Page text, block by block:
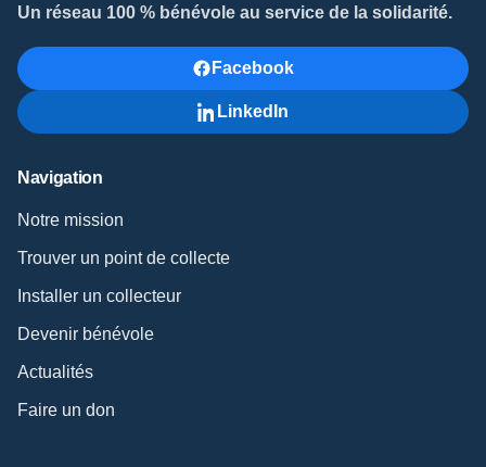
Un réseau 100 % bénévole au service de la solidarité.
Facebook
LinkedIn
Navigation
Notre mission
Trouver un point de collecte
Installer un collecteur
Devenir bénévole
Actualités
Faire un don